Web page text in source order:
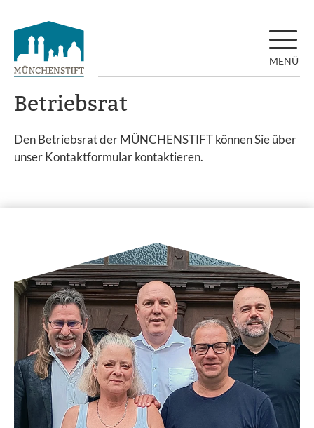
MENÜ
Betriebsrat
Den Betriebsrat der MÜNCHENSTIFT können Sie über
unser Kontaktformular kontaktieren.